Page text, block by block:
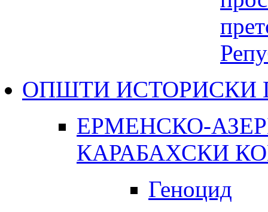
ОПШТИ ИСТОРИСКИ
ЕРМЕНСКО-
КАРАБАХСКИ
Геноцид